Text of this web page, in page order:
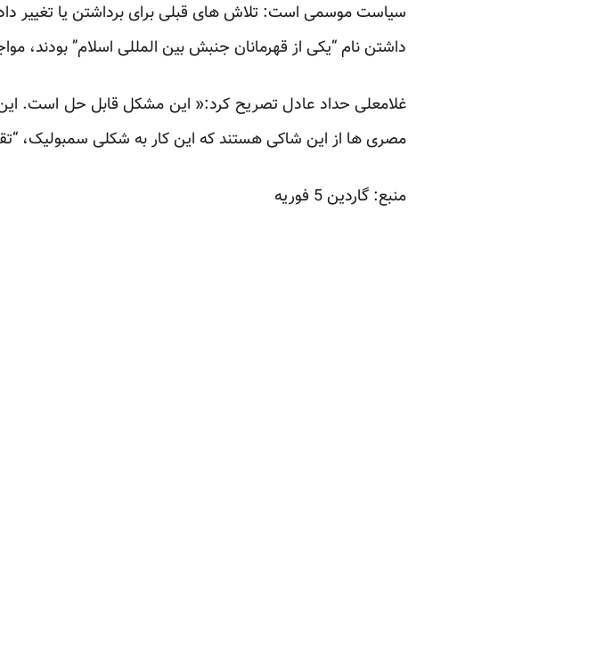
سیاست موسمی است: تلاش های قبلی برای برداشتن یا تغییر
داشتن نام “یکی از قهرمانان جنبش بین المللی اسلام” بودند،
غلامعلی حداد عادل تصریح کرد:« این مشکل قابل حل است.
مصری ها از این شاکی هستند که این کار به شکلی سمبولیک،
منبع: گاردین 5 فوریه‏